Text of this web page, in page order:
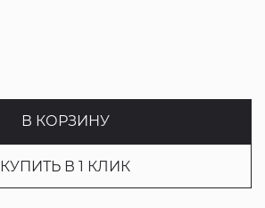
В КОРЗИНУ
КУПИТЬ В 1 КЛИК